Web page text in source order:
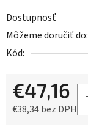
Dostupnosť
Môžeme doručiť do:
Kód:
€47,16
€38,34 bez DPH